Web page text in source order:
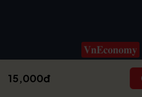
15,000đ
© 2025